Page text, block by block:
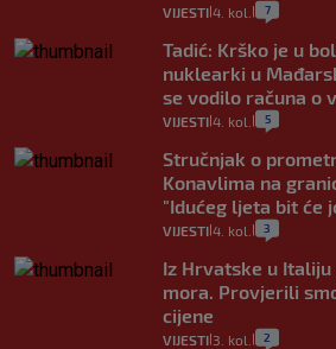
VIJESTI 4. kol. 7
Tadić: Krško je u
nuklearki u
se vodilo računa o
VIJESTI 4. kol. 5
Stručnjak o
Konavlima na
"Idućeg ljeta bit će
VIJESTI 4. kol. 3
Iz Hrvatske u
mora. Provjerili
cijene
VIJESTI 3. kol. 2